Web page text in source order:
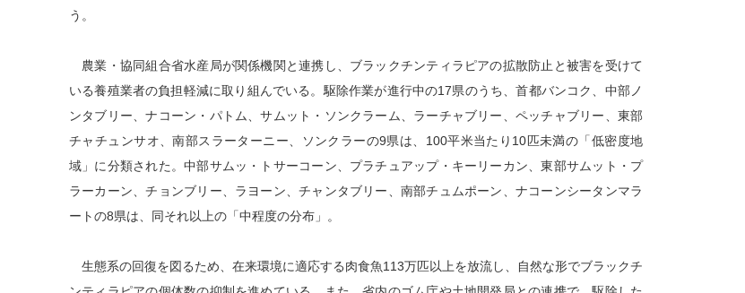
う。
農業・協同組合省水産局が関係機関と連携し、ブラックチンティラピアの拡散防止と被害を受けて
いる養殖業者の負担軽減に取り組んでいる。駆除作業が進行中の17県のうち、首都バンコク、中部ノ
ンタブリー、ナコーン・パトム、サムット・ソンクラーム、ラーチャブリー、ペッチャブリー、東部
チャチュンサオ、南部スラーターニー、ソンクラーの9県は、100平米当たり10匹未満の「低密度地
域」に分類された。中部サムッ・トサーコーン、プラチュアップ・キーリーカン、東部サムット・プ
ラーカーン、チョンブリー、ラヨーン、チャンタブリー、南部チュムポーン、ナコーンシータンマラ
ートの8県は、同それ以上の「中程度の分布」。
生態系の回復を図るため、在来環境に適応する肉食魚113万匹以上を放流し、自然な形でブラックチ